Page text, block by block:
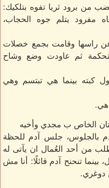
من برود ثريا تفوه بتلكيك:
مفرود يتلم جوه الحجاب،
راسها وقامت بجمع خصلات
مُحكمة ثم عاودت وضع وشاح
كبته بينما هي تبتسم وهي
الخاص ب مجدي وأخيه
بالجلوس، جلس آدم للحظة
من أحد العُمال ان يآتى له
بينما تنحنح آدم قائلًا: أنا مش
دوغري.